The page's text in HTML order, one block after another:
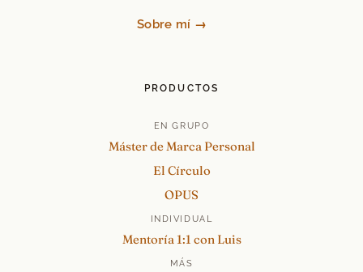
Sobre mí →
PRODUCTOS
EN GRUPO
Máster de Marca Personal
El Círculo
OPUS
INDIVIDUAL
Mentoría 1:1 con Luis
MÁS